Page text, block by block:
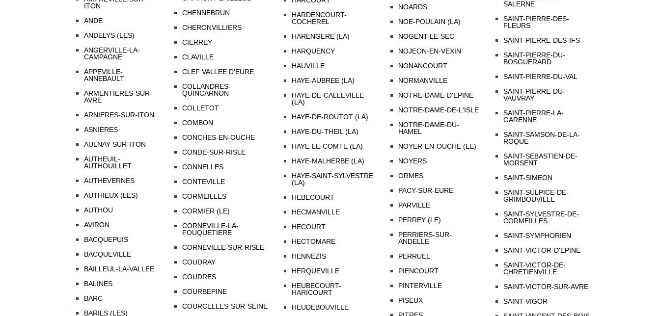
ITON
ANDE
ANDELYS (LES)
ANGERVILLE-LA-
CAMPAGNE
APPEVILLE-
ANNEBAULT
ARMENTIERES-SUR-
AVRE
ARNIERES-SUR-ITON
ASNIERES
AULNAY-SUR-ITON
AUTHEUIL-
AUTHOUILLET
AUTHEVERNES
AUTHIEUX (LES)
AUTHOU
AVIRON
BACQUEPUIS
BACQUEVILLE
BAILLEUL-LA-VALLEE
BALINES
BARC
BARILS (LES)
CHENNEBRUN
CHERONVILLIERS
CIERREY
CLAVILLE
CLEF VALLEE D'EURE
COLLANDRES-
QUINCARNON
COLLETOT
COMBON
CONCHES-EN-OUCHE
CONDE-SUR-RISLE
CONNELLES
CONTEVILLE
CORMEILLES
CORMIER (LE)
CORNEVILLE-LA-
FOUQUETIERE
CORNEVILLE-SUR-RISLE
COUDRAY
COUDRES
COURBEPINE
COURCELLES-SUR-SEINE
HARDENCOURT-
COCHEREL
HARENGERE (LA)
HARQUENCY
HAUVILLE
HAYE-AUBREE (LA)
HAYE-DE-CALLEVILLE
(LA)
HAYE-DE-ROUTOT (LA)
HAYE-DU-THEIL (LA)
HAYE-LE-COMTE (LA)
HAYE-MALHERBE (LA)
HAYE-SAINT-SYLVESTRE
(LA)
HEBECOURT
HECMANVILLE
HECOURT
HECTOMARE
HENNEZIS
HERQUEVILLE
HEUBECOURT-
HARICOURT
HEUDEBOUVILLE
NOARDS
NOE-POULAIN (LA)
NOGENT-LE-SEC
NOJEON-EN-VEXIN
NONANCOURT
NORMANVILLE
NOTRE-DAME-D'EPINE
NOTRE-DAME-DE-L'ISLE
NOTRE-DAME-DU-
HAMEL
NOYER-EN-OUCHE (LE)
NOYERS
ORMES
PACY-SUR-EURE
PARVILLE
PERREY (LE)
PERRIERS-SUR-
ANDELLE
PERRUEL
PIENCOURT
PINTERVILLE
PISEUX
SALERNE
SAINT-PIERRE-DES-
FLEURS
SAINT-PIERRE-DES-IFS
SAINT-PIERRE-DU-
BOSGUERARD
SAINT-PIERRE-DU-VAL
SAINT-PIERRE-DU-
VAUVRAY
SAINT-PIERRE-LA-
GARENNE
SAINT-SAMSON-DE-LA-
ROQUE
SAINT-SEBASTIEN-DE-
MORSENT
SAINT-SIMEON
SAINT-SULPICE-DE-
GRIMBOUVILLE
SAINT-SYLVESTRE-DE-
CORMEILLES
SAINT-SYMPHORIEN
SAINT-VICTOR-D'EPINE
SAINT-VICTOR-DE-
CHRETIENVILLE
SAINT-VICTOR-SUR-AVRE
SAINT-VIGOR